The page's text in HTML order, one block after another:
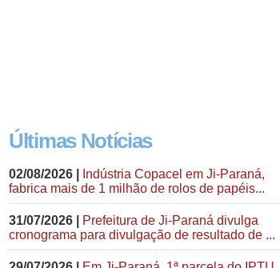
Últimas Notícias
02/08/2026 |
Indústria Copacel em Ji-Paraná,
fabrica mais de 1 milhão de rolos de papéis...
31/07/2026 |
Prefeitura de Ji-Paraná divulga
cronograma para divulgação de resultado de ...